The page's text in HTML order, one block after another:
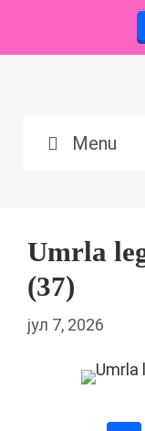
content
Menu
Umrla
(37)
јул 7, 2026